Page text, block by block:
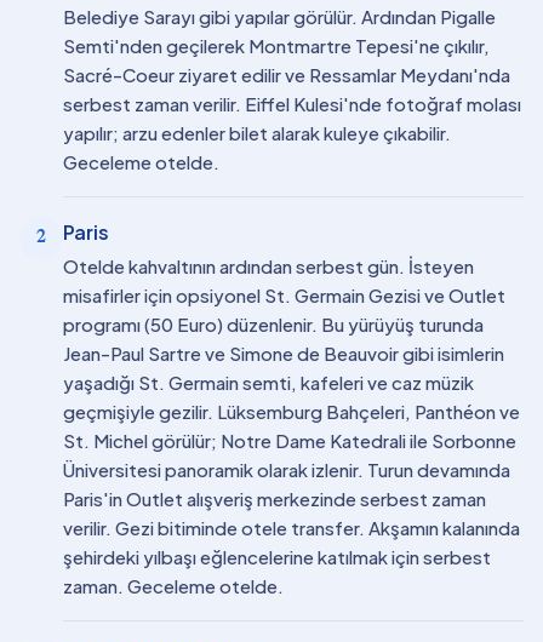
Belediye Sarayı gibi yapılar görülür. Ardından Pigalle
Semti'nden geçilerek Montmartre Tepesi'ne çıkılır,
Sacré-Coeur ziyaret edilir ve Ressamlar Meydanı'nda
serbest zaman verilir. Eiffel Kulesi'nde fotoğraf molası
yapılır; arzu edenler bilet alarak kuleye çıkabilir.
Geceleme otelde.
2 Paris
Otelde kahvaltının ardından serbest gün. İsteyen
misafirler için opsiyonel St. Germain Gezisi ve Outlet
programı (50 Euro) düzenlenir. Bu yürüyüş turunda
Jean-Paul Sartre ve Simone de Beauvoir gibi isimlerin
yaşadığı St. Germain semti, kafeleri ve caz müzik
geçmişiyle gezilir. Lüksemburg Bahçeleri, Panthéon ve
St. Michel görülür; Notre Dame Katedrali ile Sorbonne
Üniversitesi panoramik olarak izlenir. Turun devamında
Paris'in Outlet alışveriş merkezinde serbest zaman
verilir. Gezi bitiminde otele transfer. Akşamın kalanında
şehirdeki yılbaşı eğlencelerine katılmak için serbest
zaman. Geceleme otelde.